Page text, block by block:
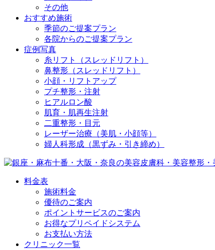
その他
おすすめ施術
季節のご提案プラン
各院からのご提案プラン
症例写真
糸リフト（スレッドリフト）
鼻整形（スレッドリフト）
小顔・リフトアップ
プチ整形・注射
ヒアルロン酸
肌育・肌再生注射
二重整形・目元
レーザー治療（美肌・小顔等）
婦人科形成（黒ずみ・引き締め）
料金表
施術料金
優待のご案内
ポイントサービスのご案内
お得なプリペイドシステム
お支払い方法
クリニック一覧